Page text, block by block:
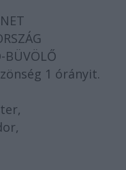
1 órányit.